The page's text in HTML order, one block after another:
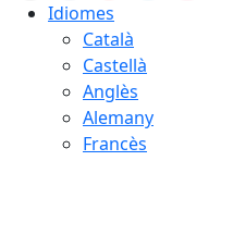
Idiomes
Català
Castellà
Anglès
Alemany
Francès